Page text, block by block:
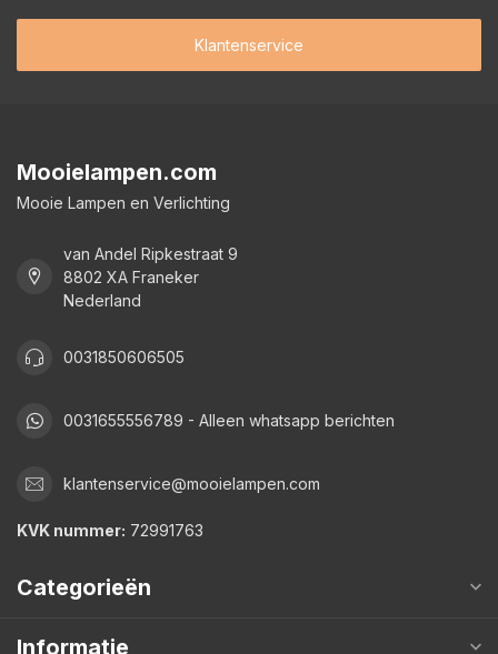
Klantenservice
Mooielampen.com
Mooie Lampen en Verlichting
van Andel Ripkestraat 9
8802 XA Franeker
Nederland
0031850606505
0031655556789 - Alleen whatsapp berichten
klantenservice@mooielampen.com
KVK nummer: 72991763
Categorieën
Informatie